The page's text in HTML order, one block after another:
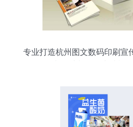
专业打造杭州图文数码印刷宣